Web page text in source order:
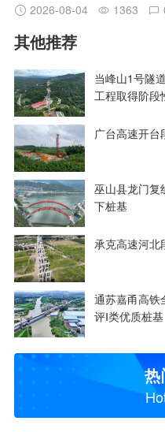
2026-08-04 1363
其他推荐
当峰山1号隧
工程取得阶段
广台高速开
巫山县龙门复
下桩基
承克高速河北
通苏嘉甬高铁
评Ⅰ类优质桩基
热